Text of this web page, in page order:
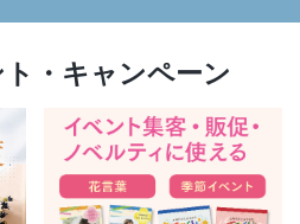
・キャンペーン